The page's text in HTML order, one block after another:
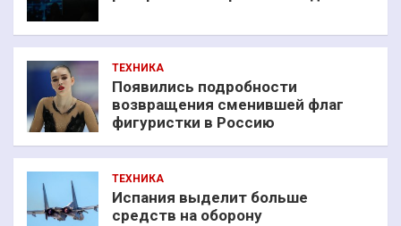
ТЕХНИКА
Появились подробности
возвращения сменившей флаг
фигуристки в Россию
ТЕХНИКА
Испания выделит больше
средств на оборону